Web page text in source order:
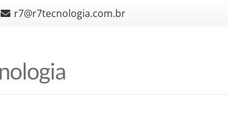
r7@r7tecnologia.com.br